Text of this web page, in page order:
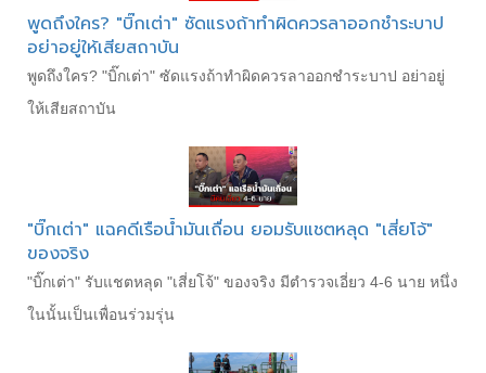
พูดถึงใคร? "บิ๊กเต่า" ซัดแรงถ้าทำผิดควรลาออกชำระบาป
อย่าอยู่ให้เสียสถาบัน
พูดถึงใคร? "บิ๊กเต่า" ซัดแรงถ้าทำผิดควรลาออกชำระบาป อย่าอยู่
ให้เสียสถาบัน
"บิ๊กเต่า" แฉคดีเรือน้ำมันเถื่อน ยอมรับแชตหลุด "เสี่ยโจ้"
ของจริง
"บิ๊กเต่า" รับแชตหลุด "เสี่ยโจ้" ของจริง มีตำรวจเอี่ยว 4-6 นาย หนึ่ง
ในนั้นเป็นเพื่อนร่วมรุ่น